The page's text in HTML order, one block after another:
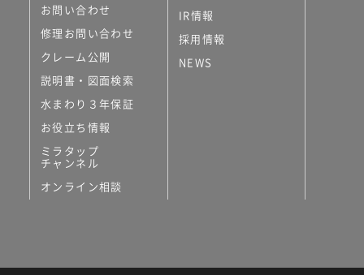
お問い合わせ
修理お問い合わせ
クレーム公開
説明書・図面検索
水まわり３年保証
お役立ち情報
ミラタップ
チャンネル
オンライン相談
IR情報
採用情報
NEWS